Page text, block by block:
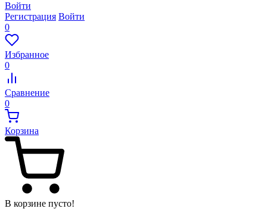
Войти
Регистрация Войти
0
Избранное
0
Сравнение
0
Корзина
В корзине пусто!